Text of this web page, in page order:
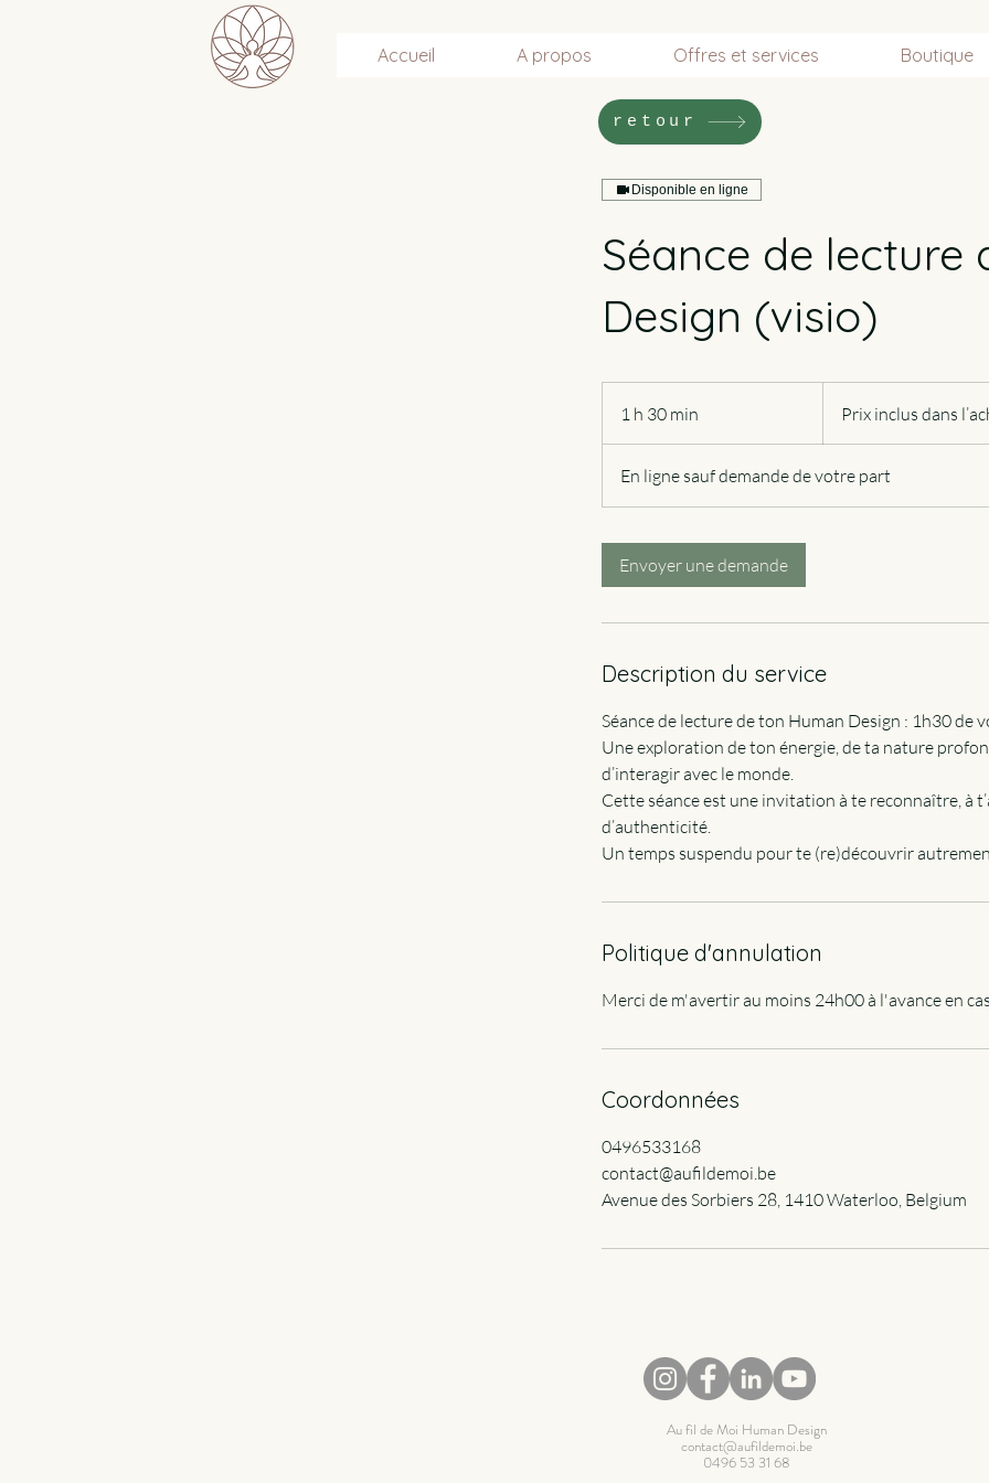
Accueil A propos Offres et services Boutique
Disponible en ligne
Séance de lecture
Design (visio)
1 h 30 min
3
n
dans
Toi
Prix inclus dans
En ligne sauf demande de votre part
Envoyer une demande
Description du service
Séance de lecture de ton Human Design : 1h30 de
Une exploration de ton énergie, de ta nature
d’interagir avec le monde.
Cette séance est une invitation à te reconnaître, à
d’authenticité.
Un temps suspendu pour te (re)découvrir
Politique d'annulation
Merci de m'avertir au moins 24h00 à l'avance en
Coordonnées
0496533168
contact@aufildemoi.be
Avenue des Sorbiers 28, 1410 Waterloo, Belgium
retour
Au fil de Moi Human Design
contact@aufildemoi.be
0496 53 31 68